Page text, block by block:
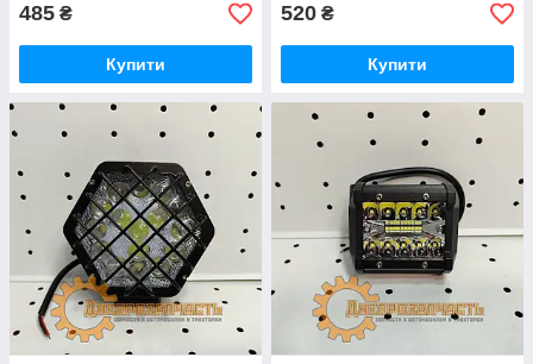
485 ₴
Купити
520 ₴
Купити